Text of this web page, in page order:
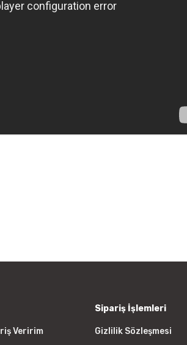
Veririm
Sipariş İşlemleri
Gizlilik Sözleşmesi